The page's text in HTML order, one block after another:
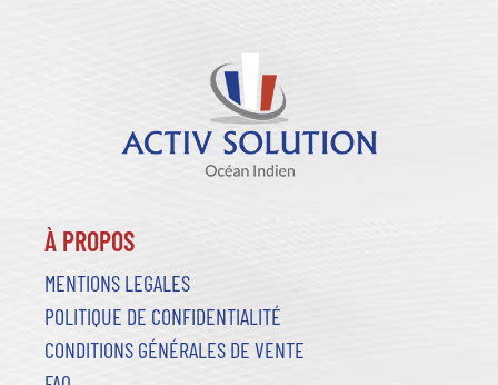
À PROPOS
MENTIONS LEGALES
POLITIQUE DE CONFIDENTIALITÉ
CONDITIONS GÉNÉRALES DE VENTE